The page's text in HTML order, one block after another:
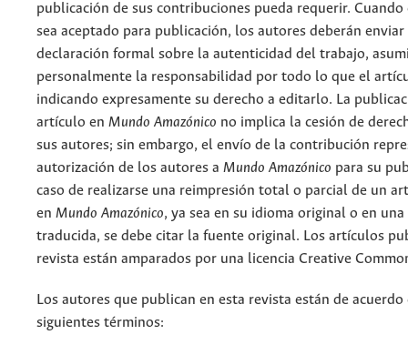
publicación de sus contribuciones pueda requerir.
sea aceptado para publicación, los autores deberán enviar
declaración formal sobre la autenticidad del trabajo,
personalmente la responsabilidad por todo lo que el
indicando expresamente su derecho a editarlo. La
artículo en Mundo Amazónico no implica la cesión de
sus autores; sin embargo, el envío de la contribución
autorización de los autores a Mundo Amazónico para su
caso de realizarse una reimpresión total o parcial de un
en Mundo Amazónico, ya sea en su idioma original o en
traducida, se debe citar la fuente original. Los artículos
revista están amparados por una licencia Creative
Los autores que publican en esta revista están de acuerdo
siguientes términos: